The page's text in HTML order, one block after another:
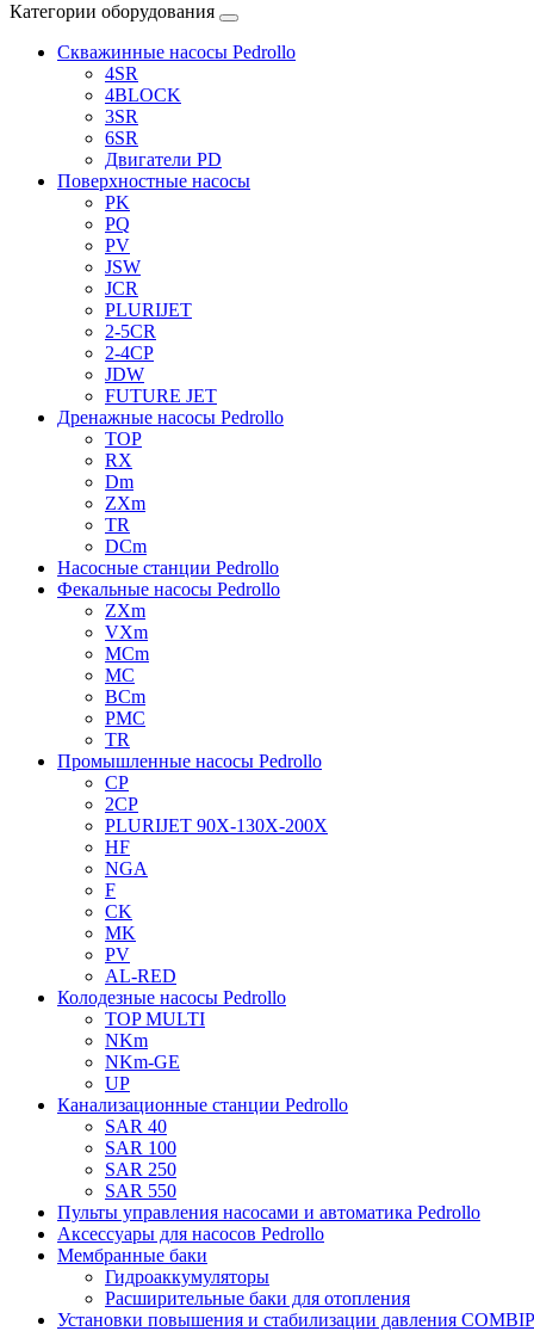
Категории оборудования
Скважинные насосы Pedrollo
4SR
4BLOCK
3SR
6SR
Двигатели PD
Поверхностные насосы
PK
PQ
PV
JSW
JCR
PLURIJET
2-5CR
2-4CP
JDW
FUTURE JET
Дренажные насосы Pedrollo
TOP
RX
Dm
ZXm
TR
DCm
Насосные станции Pedrollo
Фекальные насосы Pedrollo
ZXm
VXm
MCm
MC
BCm
PMC
TR
Промышленные насосы Pedrollo
CP
2CP
PLURIJET 90X-130X-200X
HF
NGA
F
CK
MK
PV
AL-RED
Колодезные насосы Pedrollo
TOP MULTI
NKm
NKm-GE
UP
Канализационные станции Pedrollo
SAR 40
SAR 100
SAR 250
SAR 550
Пульты управления насосами и автоматика Pedrollo
Аксессуары для насосов Pedrollo
Мембранные баки
Гидроаккумуляторы
Расширительные баки для отопления
Установки повышения и стабилизации давления